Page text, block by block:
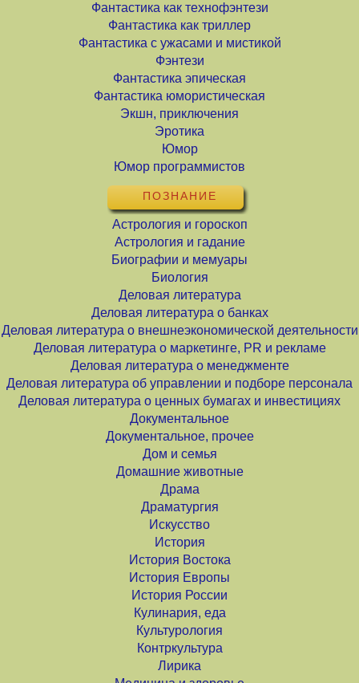
Фантастика как технофэнтези
Фантастика как триллер
Фантастика с ужасами и мистикой
Фэнтези
Фантастика эпическая
Фантастика юмористическая
Экшн, приключения
Эротика
Юмор
Юмор программистов
ПОЗНАНИЕ
Астрология и гороскоп
Астрология и гадание
Биографии и мемуары
Биология
Деловая литература
Деловая литература о банках
Деловая литература о внешнеэкономической деятельности
Деловая литература о маркетинге, PR и рекламе
Деловая литература о менеджменте
Деловая литература об управлении и подборе персонала
Деловая литература о ценных бумагах и инвестициях
Документальное
Документальное, прочее
Дом и семья
Домашние животные
Драма
Драматургия
Искусство
История
История Востока
История Европы
История России
Кулинария, еда
Культурология
Контркультура
Лирика